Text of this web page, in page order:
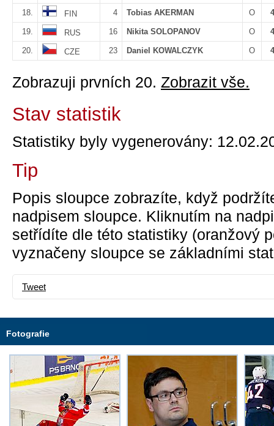
18. FIN 4 Tobias AKERMAN O 4
19. RUS 16 Nikita SOLOPANOV O 4
20. CZE 23 Daniel KOWALCZYK O 4
Zobrazuji prvních 20. Zobrazit vše.
Stav statistik
Statistiky byly vygenerovány:
Tip
Popis sloupce zobrazíte, když
nadpisem sloupce. Kliknutím na
setřídíte dle této statistiky (oranžový
vyznačeny sloupce se základními
Tweet
Fotografie